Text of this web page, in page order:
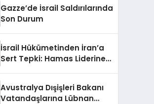
Gazze’de İsrail Saldırılarında
Son Durum
İsrail Hükümetinden İran’a
Sert Tepki: Hamas Liderine
Avustralya Dışişleri Bakanı
Vatandaşlarına Lübnan